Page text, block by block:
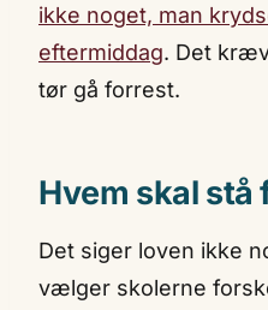
ikke noget, man
eftermiddag. Det
tør gå forrest.
Hvem skal stå
Det siger loven ikke
vælger skolerne